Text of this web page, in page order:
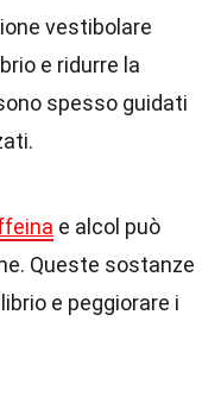
vestibolare
e ridurre la
spesso guidati
e alcol può
Queste sostanze
e peggiorare i